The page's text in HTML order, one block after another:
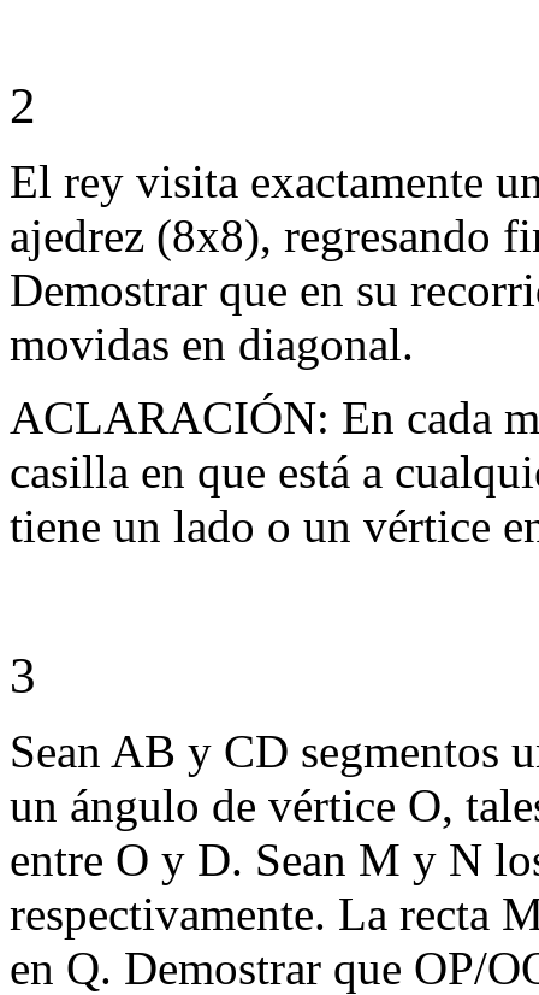
2
El rey visita exactamente
ajedrez (8x8), regresando
Demostrar que en su
movidas en diagonal.
ACLARACIÓN: En cada
casilla en que está a
tiene un lado o un vértice
3
Sean AB y CD segmentos
un ángulo de vértice O,
entre O y D. Sean M y N
respectivamente. La recta
en Q. Demostrar que OP/